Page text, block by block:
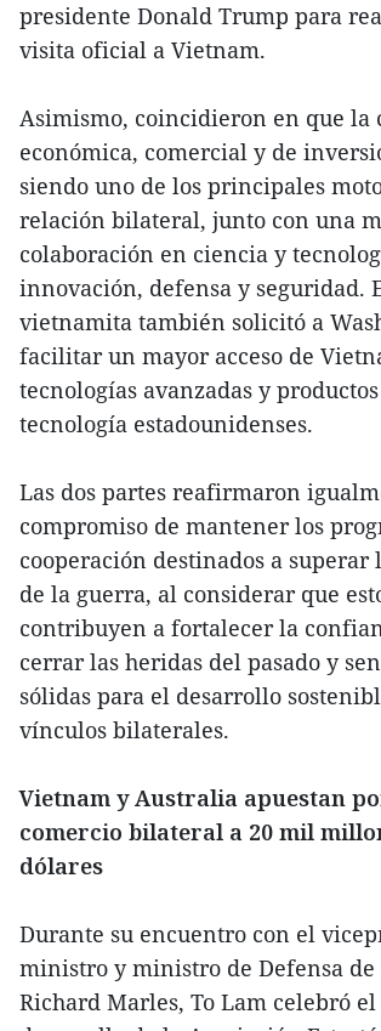
presidente Donald Trump para
visita oficial a Vietnam.
Asimismo, coincidieron en que la
económica, comercial y de
siendo uno de los principales
relación bilateral, junto con una
colaboración en ciencia y
innovación, defensa y seguridad.
vietnamita también solicitó a
facilitar un mayor acceso de
tecnologías avanzadas y
tecnología estadounidenses.
Las dos partes reafirmaron
compromiso de mantener los
cooperación destinados a superar
de la guerra, al considerar que
contribuyen a fortalecer la
cerrar las heridas del pasado y
sólidas para el desarrollo
vínculos bilaterales.
Vietnam y Australia apuestan
comercio bilateral a 20 mil
dólares
Durante su encuentro con el
ministro y ministro de Defensa
Richard Marles, To Lam celebró